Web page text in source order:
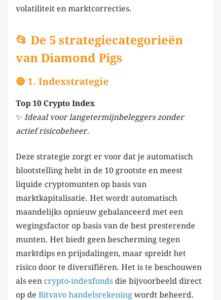
volatiliteit en marktcorrecties.
📂 De 5 strategiecategorieën
van Diamond Pigs
🔵 1. Indexstrategie
Top 10 Crypto Index
✨ Ideaal voor langetermijnbeleggers zonder
actief risicobeheer.
Deze strategie zorgt er voor dat je automatisch
blootstelling hebt in de 10 grootste en meest
liquide cryptomunten op basis van
marktkapitalisatie. Het wordt automatisch
maandelijks opnieuw gebalanceerd met een
wegingsfactor op basis van de best presterende
munten. Het biedt geen bescherming tegen
marktdips en prijsdalingen, maar spreidt het
risico door te diversifiëren. Het is te beschouwen
als een crypto-indexfonds die bijvoorbeeld direct
op de Bitvavo handelsrekening wordt beheerd.